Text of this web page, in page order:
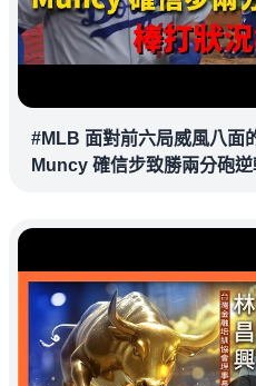
#MLB 面對前六局威風八面
Muncy 確信步致勝兩分砲